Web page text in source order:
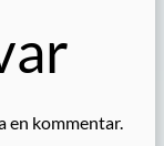
en kommentar.